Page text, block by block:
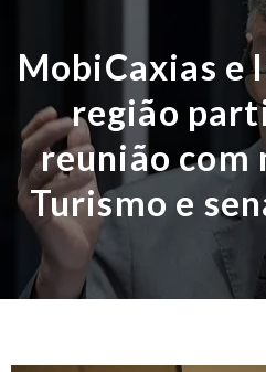
MobiCaxias e
região
reunião
Turismo e